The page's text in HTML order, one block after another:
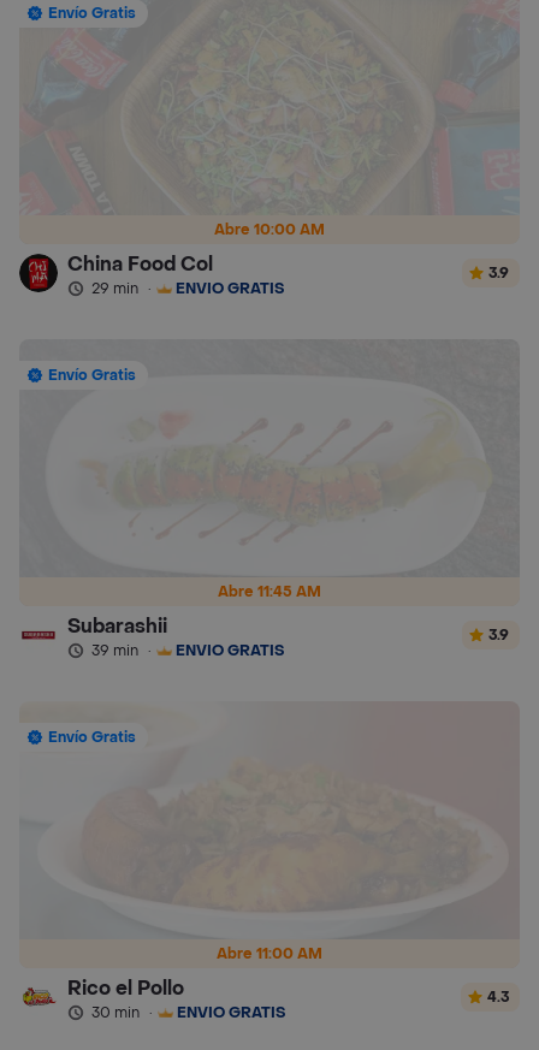
Abre 10:00 AM
Envío Gratis
China Food Col
29 min · ENVÍO GRATIS
3.9
Abre 11:45 AM
Envío Gratis
Subarashii
39 min · ENVÍO GRATIS
3.9
Abre 11:00 AM
Envío Gratis
Rico el Pollo
30 min · ENVÍO GRATIS
4.3